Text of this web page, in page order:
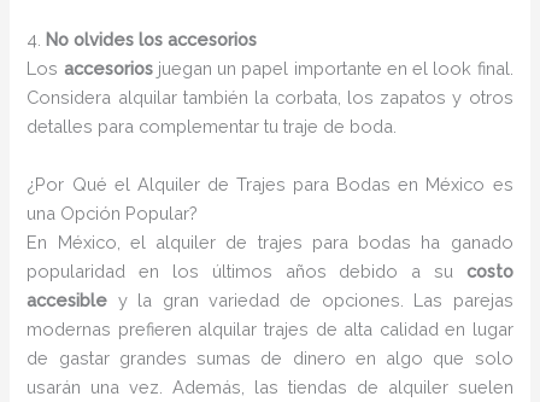
4. No olvides los accesorios
Los accesoriosjuegan un papel importante en el look final.
Considera alquilar también la corbata, los zapatos y otros
detalles para complementar tu traje de boda.
¿Por Qué el Alquiler de Trajes para Bodas en México es
una Opción Popular?
En México, el alquiler de trajes para bodas ha ganado
popularidad en los últimos años debido a su costo
accesible y la gran variedad de opciones. Las parejas
modernas prefieren alquilar trajes de alta calidad en lugar
de gastar grandes sumas de dinero en algo que solo
usarán una vez. Además, las tiendas de alquiler suelen